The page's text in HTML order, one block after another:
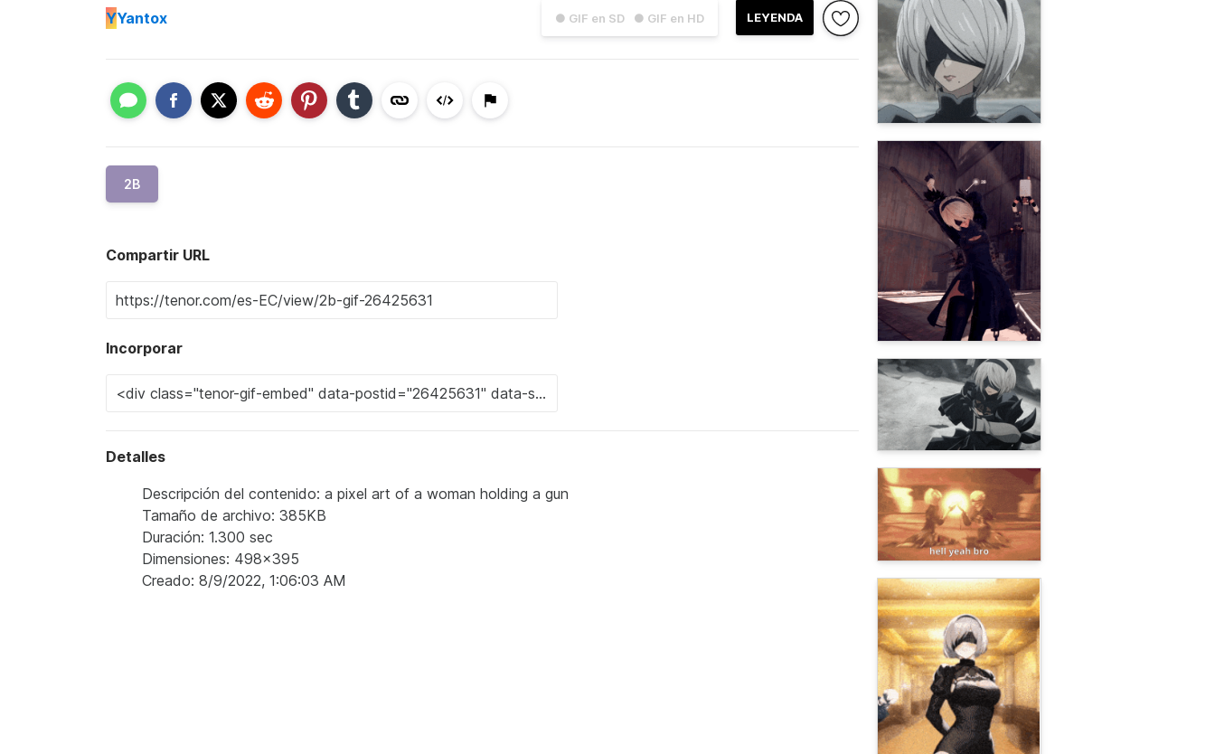
● GIF en SD ● GIF en HD LEYENDA
YYantox
2B
Compartir URL
Incorporar
Detalles
Descripción del contenido: a pixel art of a woman holding a gun
Tamaño de archivo: 385KB
Duración: 1.300 sec
Dimensiones: 498x395
Creado: 8/9/2022, 1:06:03 AM